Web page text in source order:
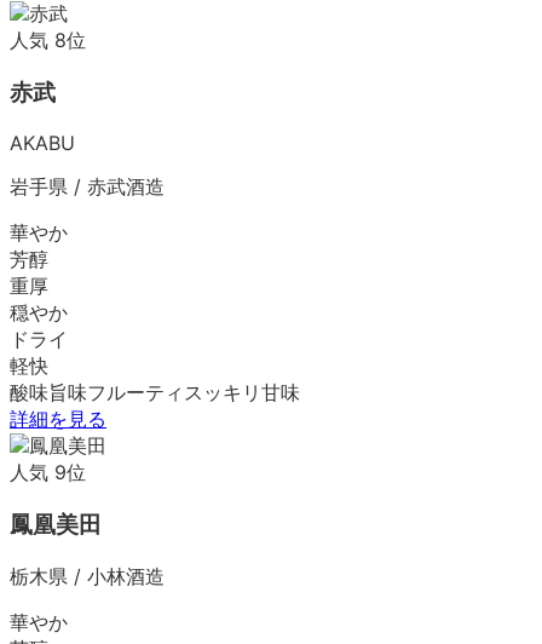
人気 8位
赤武
AKABU
岩手県 / 赤武酒造
華やか
芳醇
重厚
穏やか
ドライ
軽快
酸味旨味フルーティ スッキリ 甘味
詳細を見る
人気 9位
鳳凰美田
栃木県 / 小林酒造
華やか